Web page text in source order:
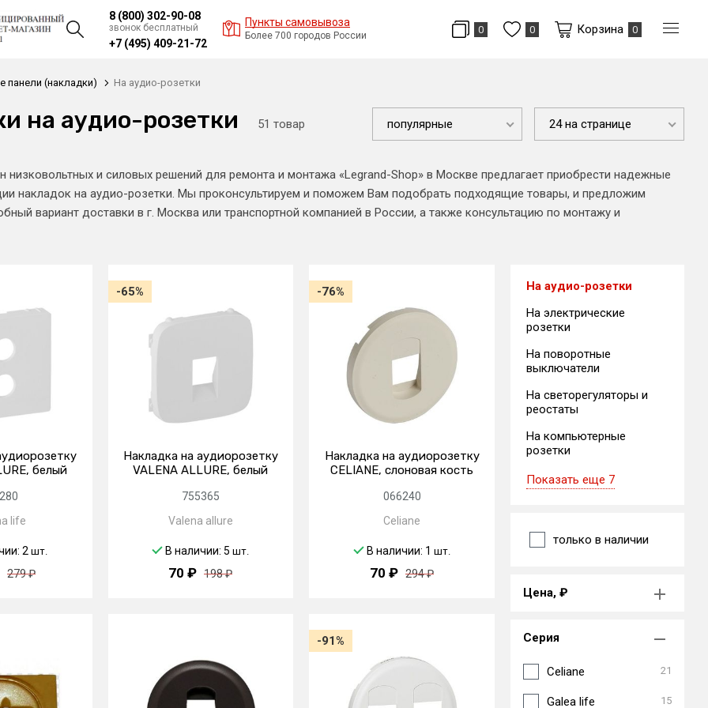
8 (800) 302-90-08
звонок бесплатный
+7 (495) 409-21-72
Пункты самовывоза
Более 700 городов России
0 0 Корзина 0
панели (накладки) На аудио-розетки
на аудио-розетки 51 товар популярные 24 на странице
низковольтных и силовых решений для ремонта и монтажа «Legrand-Shop» в Москве предлагает приобрести надежные
накладок на аудио-розетки. Мы проконсультируем и поможем Вам подобрать подходящие товары, и предложим
вариант доставки в г. Москва или транспортной компанией в России, а также консультацию по монтажу и
белый
life
2шт.
279 ₽
-65%
Накладка на аудиорозетку
VALENA ALLURE, белый
755365
Valena allure
В наличии: 5 шт.
70 ₽ 198 ₽
-76%
Накладка на аудиорозетку
CELIANE, слоновая кость
066240
Celiane
В наличии: 1 шт.
70 ₽ 294 ₽
-91%
На аудио-розетки
На электрические
розетки
На поворотные
выключатели
На светорегуляторы и
реостаты
На компьютерные
розетки
Показать еще 7
только в наличии
Цена, ₽
Серия
Celiane 21
Galea life 15